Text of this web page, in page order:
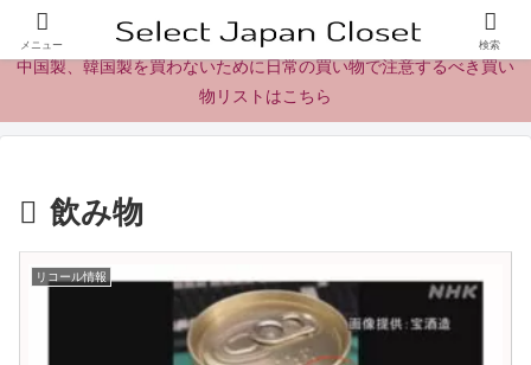
日本製の商品、製品、食品レビューとニュース
中国製、韓国製を買わないために日常の買い物で注意するべき買い
物リストはこちら
飲み物
リコール情報
メニュー 検索